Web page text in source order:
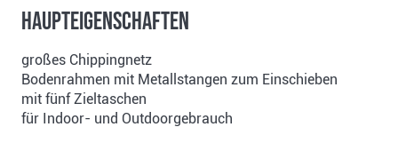
Haupteigenschaften
großes Chippingnetz
Bodenrahmen mit Metallstangen zum Einschieben
mit fünf Zieltaschen
für Indoor- und Outdoorgebrauch